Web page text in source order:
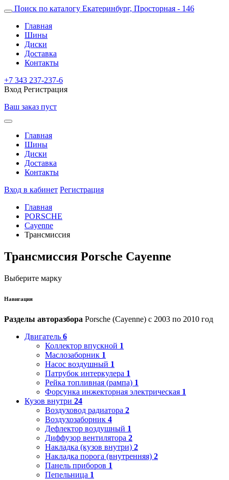
Поиск по каталогу Екатеринбург, Просторная - 146
Главная
Шины
Диски
Доставка
Контакты
+7 343 237-237-6
Вход Регистрация
Ваш заказ пуст
Главная
Шины
Диски
Доставка
Контакты
Вход в кабинет Регистрация
Главная
PORSCHE
Cayenne
Трансмиссия
Трансмиссия Porsche Cayenne
Выберите марку
Навигация
Разделы авторазбора Porsche (Cayenne) с 2003 по 2010 год
Двигатель 6
Коллектор впускной 1
Маслозаборник 1
Насос воздушный 1
Патрубок интеркулера 1
Рейка топливная (рампа) 1
Форсунка инжекторная электрическая 1
Кузов внутри 24
Воздуховод радиатора 2
Воздухозаборник 4
Дефлектор воздушный 1
Диффузор вентилятора 2
Накладка (кузов внутри) 2
Накладка порога (внутренняя) 2
Панель приборов 1
Пепельница 1